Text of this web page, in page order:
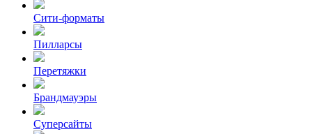
Сити-форматы
Пилларсы
Перетяжки
Брандмауэры
Суперсайты